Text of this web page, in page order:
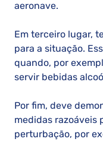
aeronave.
Em terceiro lugar,
para a situação.
quando, por
servir bebidas
Por fim, deve
medidas razoáveis
perturbação, por